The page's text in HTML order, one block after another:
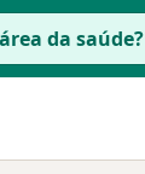
da saúde?